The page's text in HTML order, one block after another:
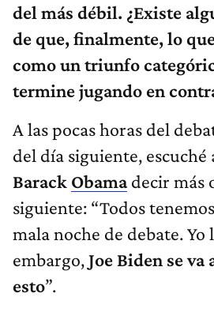
del más débil. ¿Existe
de que, finalmente, lo
como un triunfo
termine jugando en
A las pocas horas del
del día siguiente, escuché
Barack Obamadecir más
siguiente: “Todos
mala noche de debate. Yo
embargo,Joe Biden se va
esto”.